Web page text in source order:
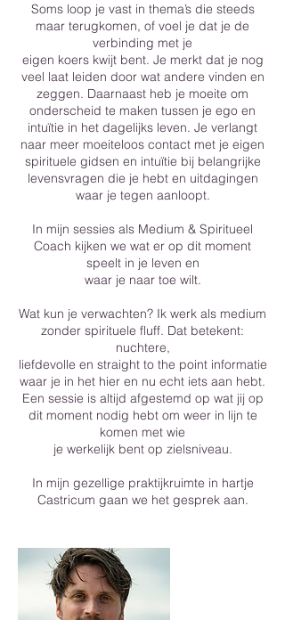
Soms loop je vast in thema’s die steeds
maar terugkomen, of voel je dat je de
verbinding met je
eigen koers kwijt bent. Je merkt dat je nog
veel laat leiden door wat andere vinden en
zeggen. Daarnaast heb je moeite om
onderscheid te maken tussen je ego en
intuïtie in het dagelijks leven. Je verlangt
naar meer moeiteloos contact met je eigen
spirituele gidsen en intuïtie bij belangrijke
levensvragen die je hebt en uitdagingen
waar je tegen aanloopt.
In mijn sessies als Medium & Spiritueel
Coach kijken we wat er op dit moment
speelt in je leven en
waar je naar toe wilt.
Wat kun je verwachten? Ik werk als medium
zonder spirituele fluff. Dat betekent:
nuchtere,
liefdevolle en straight to the point informatie
waar je in het hier en nu echt iets aan hebt.
Een sessie is altijd afgestemd op wat jij op
dit moment nodig hebt om weer in lijn te
komen met wie
je werkelijk bent op zielsniveau.
In mijn gezellige praktijkruimte in hartje
Castricum gaan we het gesprek aan.